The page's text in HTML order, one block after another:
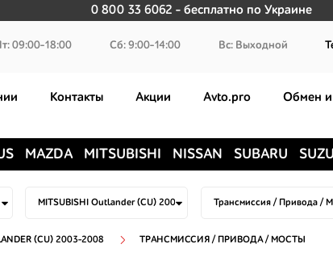
0 800 33 6062 - бесплатно по Украине
09:00-18:00 Сб: 9:00-14:00 Вс: Выходной
Контакты Акции Avto.pro Обмен и
MAZDA MITSUBISHI NISSAN SUBARU
(CU) 2003-2008 ТРАНСМИССИЯ / ПРИВОДА / МОСТЫ